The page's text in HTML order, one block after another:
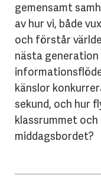
gemensamt
av hur vi, både
och förstår
nästa
känslor
sekund, och hur
klassrummet och
middagsbordet?